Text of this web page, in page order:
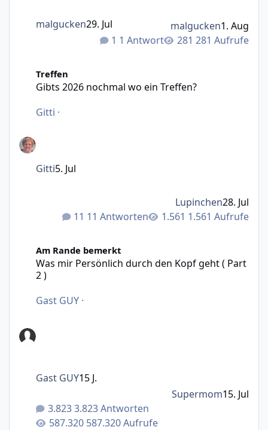
1 Antwort 281 Aufrufe
malgucken29. Jul malgucken1. Aug
Treffen
Gibts 2026 nochmal wo ein Treffen?
Gitti ·
11 Antworten 1.561 Aufrufe
Gitti5. Jul
Lupinchen28. Jul
Am Rande bemerkt
Was mir Persönlich durch den Kopf geht ( Part
2 )
Gast GUY ·
3.823 Antworten
587.320 Aufrufe
Gast GUY15 J.
Supermom15. Jul